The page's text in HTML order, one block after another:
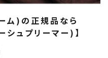
)の正規品なら
ュプリーマー)】